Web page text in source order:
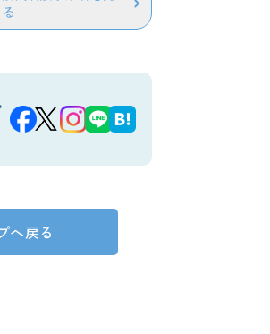
る
へ戻る